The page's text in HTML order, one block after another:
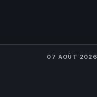
07 AOÛT 2026